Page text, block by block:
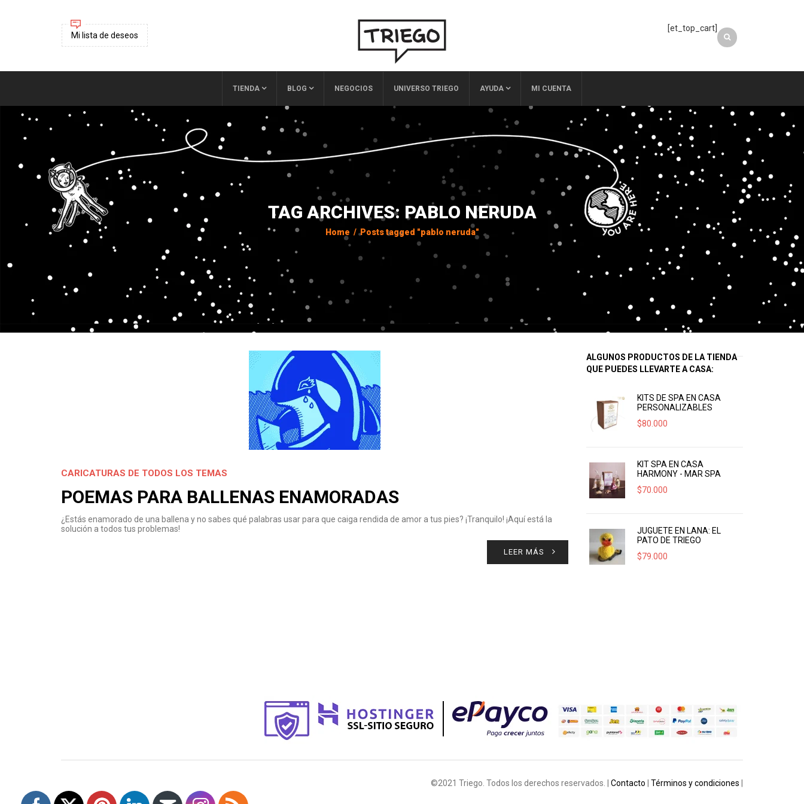
Mi lista de deseos
[et_top_cart]
TIENDA BLOG NEGOCIOS UNIVERSO TRIEGO AYUDA MI CUENTA
TAG ARCHIVES: PABLO NERUDA
Home / Posts tagged "pablo neruda"
CARICATURAS DE TODOS LOS TEMAS
POEMAS PARA BALLENAS ENAMORADAS
¿Estás enamorado de una ballena y no sabes qué palabras usar para que caiga rendida de amor a tus pies? ¡Tranquilo! ¡Aquí está la
solución a todos tus problemas!
LEER MÁS
ALGUNOS PRODUCTOS DE LA TIENDA
QUE PUEDES LLEVARTE A CASA:
KITS DE SPA EN CASA
PERSONALIZABLES
$80.000
KIT SPA EN CASA
HARMONY - MAR SPA
$70.000
JUGUETE EN LANA: EL
PATO DE TRIEGO
$79.000
©2021 Triego. Todos los derechos reservados. | Contacto Términos y condiciones